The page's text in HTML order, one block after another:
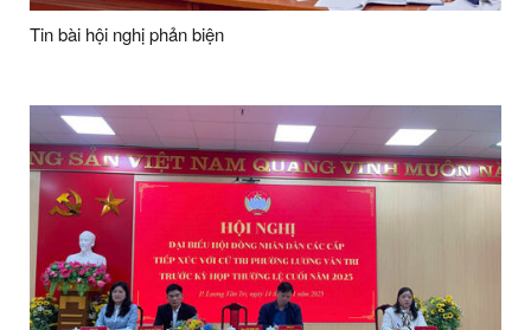
Tin bài hội nghị phản biện